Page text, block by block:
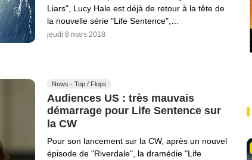
Liars", Lucy Hale est déjà de retour à la tête de
la nouvelle série "Life Sentence",…
jeudi 8 mars 2018
News - Top / Flops
Audiences US : très mauvais
démarrage pour Life Sentence sur
la CW
Pour son lancement sur la CW, après un nouvel
épisode de "Riverdale", la dramédie "Life